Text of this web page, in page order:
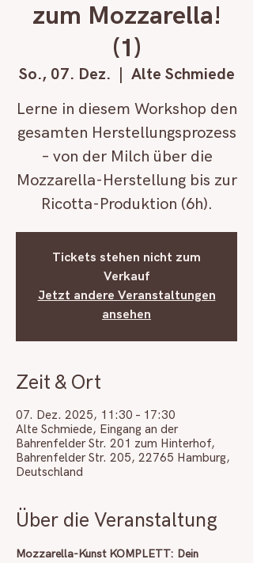
zum Mozzarella!
(1)
So., 07. Dez.
Alte Schmiede
Lerne in diesem Workshop den
gesamten Herstellungsprozess
– von der Milch über die
Mozzarella-Herstellung bis zur
Ricotta-Produktion (6h).
Tickets stehen nicht zum
Verkauf
Jetzt andere Veranstaltungen
ansehen
Zeit & Ort
07. Dez. 2025, 11:30 – 17:30
Alte Schmiede, Eingang an der
Bahrenfelder Str. 201 zum Hinterhof,
Bahrenfelder Str. 205, 22765 Hamburg,
Deutschland
Über die Veranstaltung
Mozzarella-Kunst KOMPLETT: Dein